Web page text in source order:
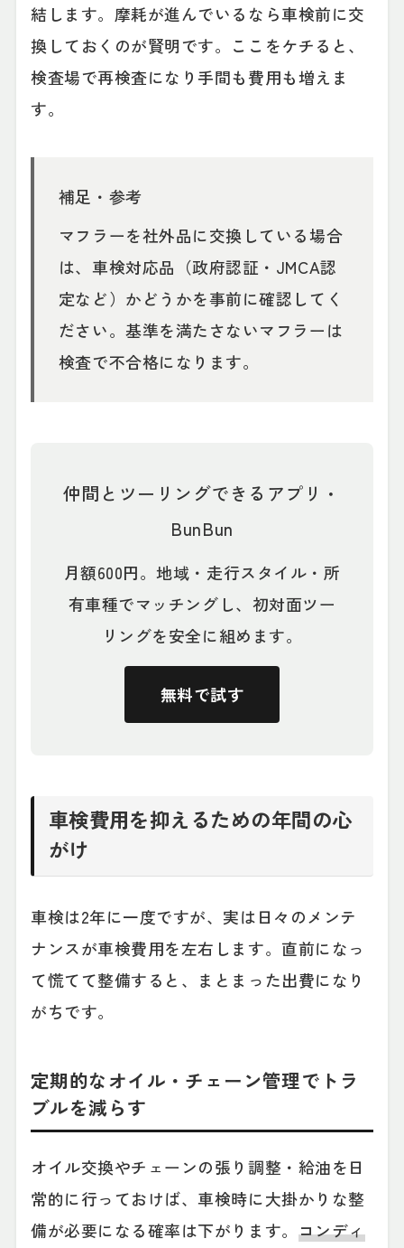
結します。摩耗が進んでいるなら車検前に交
換しておくのが賢明です。ここをケチると、
検査場で再検査になり手間も費用も増えま
す。
補足・参考
マフラーを社外品に交換している場合
は、車検対応品（政府認証・JMCA認
定など）かどうかを事前に確認してく
ださい。基準を満たさないマフラーは
検査で不合格になります。
仲間とツーリングできるアプリ・
BunBun
月額600円。地域・走行スタイル・所
有車種でマッチングし、初対面ツー
リングを安全に組めます。
無料で試す
車検費用を抑えるための年間の心
がけ
車検は2年に一度ですが、実は日々のメンテ
ナンスが車検費用を左右します。直前になっ
て慌てて整備すると、まとまった出費になり
がちです。
定期的なオイル・チェーン管理でトラ
ブルを減らす
オイル交換やチェーンの張り調整・給油を日
常的に行っておけば、車検時に大掛かりな整
備が必要になる確率は下がります。 コンディ